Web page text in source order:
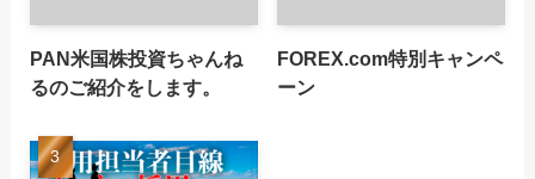
PAN米国株投資ちゃんね
るのご紹介をします。
FOREX.com特別キャンペ
ーン